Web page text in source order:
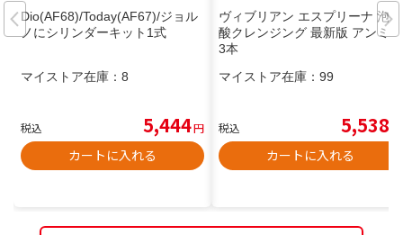
Dio(AF68)/Today(AF67)/ジョル
ノにシリンダーキット1式
マイストア在庫： 8
税込 5,444円
カートに入れる
ヴィブリアン エスプリーナ 泡炭
酸クレンジング 最新版 アンミカ
3本
マイストア在庫： 99
税込 5,538
カートに入れる